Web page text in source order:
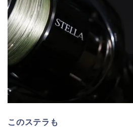
このステラも